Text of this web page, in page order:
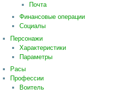
Почта
Финансовые операции
Социалы
Персонажи
Характеристики
Параметры
Расы
Профессии
Воитель